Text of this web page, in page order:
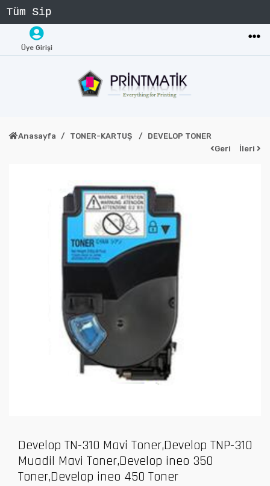
Üye Girişi
Anasayfa TONER-KARTUŞ
DEVELOP TONER
Geri
İleri
Develop TN-310 Mavi Toner,Develop TNP-310
Muadil Mavi Toner,Develop ineo 350
Toner,Develop ineo 450 Toner